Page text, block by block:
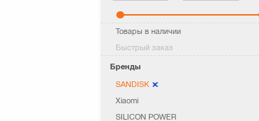
Товары в наличии
Быстрый заказ
Бренды
SANDISK
Xiaomi
SILICON POWER